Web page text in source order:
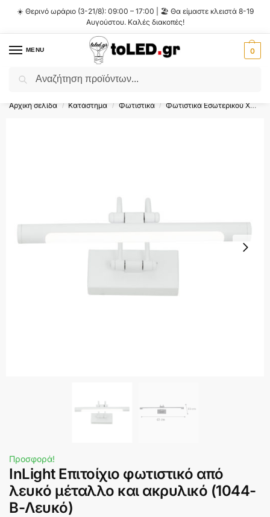
☀️ Θερινό ωράριο (3-21/8): 09:00 – 17:00 | 🏖️ Θα είμαστε κλειστά 8-19
Αυγούστου. Καλές διακοπές!
MENU 0
Flash Sale ⚡ 10% Έκπτωση με τον κωδικό
Αρχική σελίδα / Κατάστημα / Φωτιστικά / Φωτιστικά Εσωτερικού Χώρου
Προσφορά!
InLight Επιτοίχιο φωτιστικό από
λευκό μέταλλο και ακρυλικό (1044-
Β-Λευκό)